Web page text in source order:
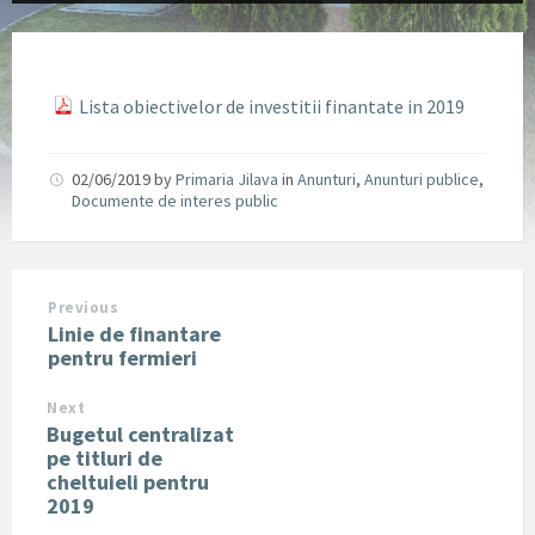
Lista obiectivelor de investitii finantate in 2019
02/06/2019byPrimaria Jilava in Anunturi, Anunturi publice,
Documente de interes public
Previous
Linie de finantare
pentru fermieri
Next
Bugetul centralizat
pe titluri de
cheltuieli pentru
2019